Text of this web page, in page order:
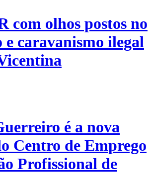
com olhos postos no
e caravanismo ilegal
é a nova
Centro de Emprego
Profissional de